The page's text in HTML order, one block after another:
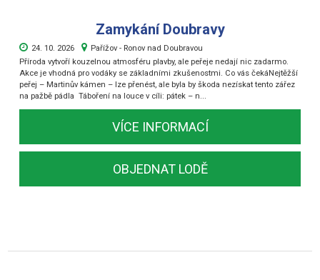
Zamykání Doubravy
24. 10. 2026
Pařížov - Ronov nad Doubravou
Příroda vytvoří kouzelnou atmosféru plavby, ale peřeje nedají nic zadarmo.
Akce je vhodná pro vodáky se základními zkušenostmi. Co vás čekáNejtěžší
peřej – Martinův kámen – lze přenést, ale byla by škoda nezískat tento zářez
na pažbě pádla ️ Táboření na louce v cíli: pátek – n...
VÍCE INFORMACÍ
OBJEDNAT LODĚ